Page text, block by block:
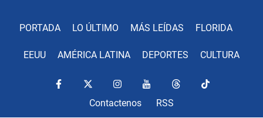
PORTADA LO ÚLTIMO MÁS LEÍDAS FLORIDA
EEUU AMÉRICA LATINA DEPORTES CULTURA
Contactenos RSS